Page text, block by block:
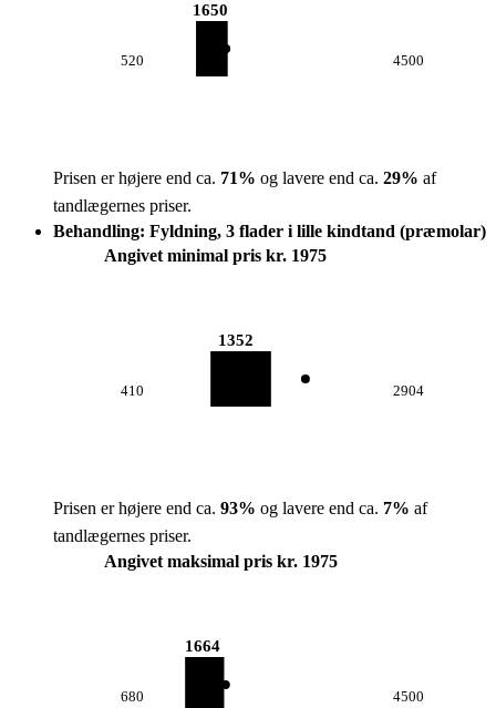
520
1650
4500
Prisen er højere end ca. 71% og lavere end ca. 29% af
tandlægernes priser.
Behandling: Fyldning, 3 flader i lille kindtand (præmolar)
Angivet minimal pris kr. 1975
410
1352
2904
Prisen er højere end ca. 93% og lavere end ca. 7% af
tandlægernes priser.
Angivet maksimal pris kr. 1975
680
1664
4500